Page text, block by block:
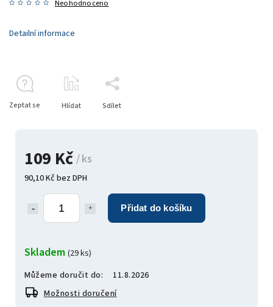
Neohodnoceno
109 Kč / ks
90,10 Kč bez DPH
Přidat do košíku
Skladem (29 ks)
Můžeme doručit do:
11.8.2026
Možnosti doručení
Detailní informace
Zeptat se Hlídat Sdílet